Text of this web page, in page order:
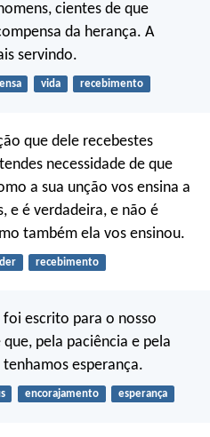
cientes de que
da herança. A
servindo.
vida recebimento
que dele recebestes
necessidade de que
a sua unção vos ensina a
e é verdadeira, e não é
também ela vos ensinou.
recebimento
escrito para o nosso
pela paciência e pela
esperança.
encorajamento esperança